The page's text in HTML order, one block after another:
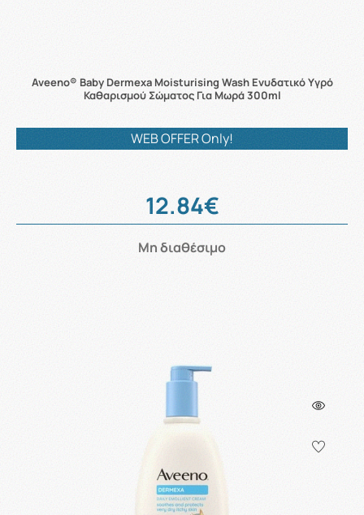
Aveeno® Baby Dermexa Moisturising Wash Ενυδατικό Υγρό
Καθαρισμού Σώματος Για Μωρά 300ml
WEB OFFER Only!
12.84€
Μη διαθέσιμο